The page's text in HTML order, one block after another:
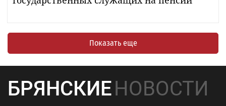
Показать еще
БРЯНСКИЕНОВОСТИ